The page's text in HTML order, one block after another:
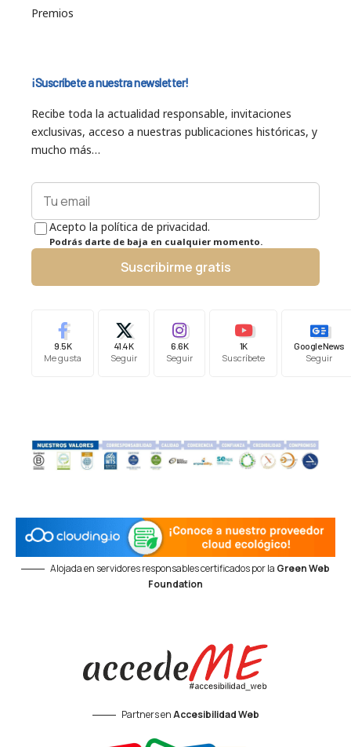
Premios
¡Suscríbete a nuestra newsletter!
Recibe toda la actualidad responsable, invitaciones
exclusivas, acceso a nuestras publicaciones históricas, y
mucho más…
Acepto la política de privacidad.
Podrás darte de baja en cualquier momento.
Suscribirme gratis
9.5K
Me gusta
41.4K
Seguir
6.6K
Seguir
1K
Suscríbete
Google News
Seguir
Alojada en servidores responsables certificados por la Green Web
Foundation
Partners enAccesibilidad Web